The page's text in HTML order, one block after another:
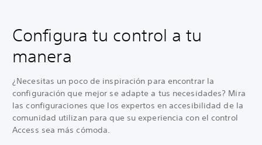
Configura tu control a tu
manera
¿Necesitas un poco de inspiración para encontrar la
configuración que mejor se adapte a tus necesidades? Mira
las configuraciones que los expertos en accesibilidad de la
comunidad utilizan para que su experiencia con el control
Access sea más cómoda.